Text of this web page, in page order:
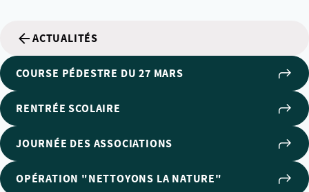
ACTUALITÉS
COURSE PÉDESTRE DU 27 MARS
RENTRÉE SCOLAIRE
JOURNÉE DES ASSOCIATIONS
OPÉRATION "NETTOYONS LA NATURE"